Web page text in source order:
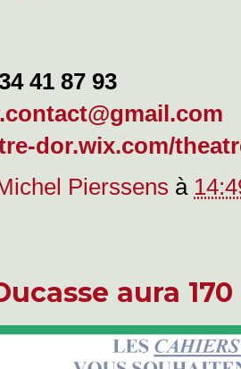
87 93
dor.wix.com/
Pierssens à
aura 170